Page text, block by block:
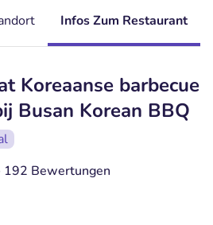
Infos Zum Restaurant
Koreaanse barbecue
Busan Korean BBQ
192 Bewertungen